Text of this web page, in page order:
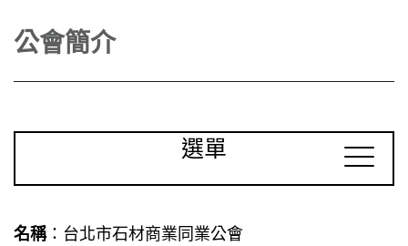
公會簡介
選單
名稱：台北市石材商業同業公會